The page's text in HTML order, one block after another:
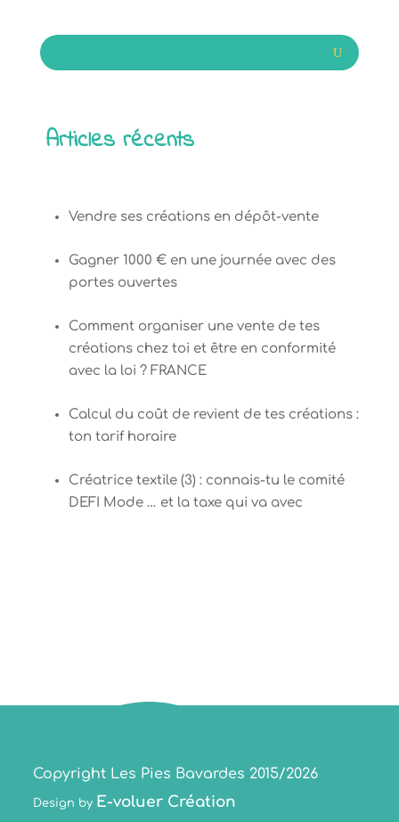
Articles récents
Vendre ses créations en dépôt-vente
Gagner 1000 € en une journée avec des
portes ouvertes
Comment organiser une vente de tes
créations chez toi et être en conformité
avec la loi ? FRANCE
Calcul du coût de revient de tes créations :
ton tarif horaire
Créatrice textile (3) : connais-tu le comité
DEFI Mode … et la taxe qui va avec
Copyright Les Pies Bavardes 2015/2026
Design by E-voluer Création